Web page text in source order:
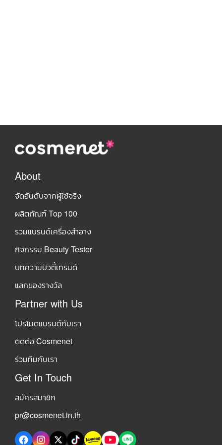
About
จัดอันดับจากผู้ใช้จริง
ผลิตภัณฑ์ Top 100
รวมแบรนด์เครื่องสำอาง
กิจกรรม Beauty Tester
บทความบิวตี้เทรนด์
แลกของรางวัล
Partner with Us
โปรโมตแบรนด์กับเรา
ติดต่อ Cosmenet
ร่วมทีมกับเรา
Get In Touch
สมัครสมาชิก
pr@cosmenet.in.th